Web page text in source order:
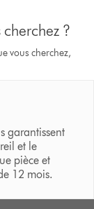
?
vous cherchez,
garantissent
et le
pièce et
12 mois.